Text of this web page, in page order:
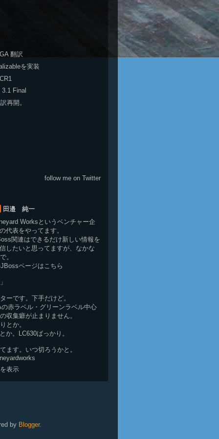
翻訳
を実装
Final
再開。
follow me on Twitter
田邉 純一
Works というベンチャー企
代表をやってます。
関連はできるだけ新しい情報を
したいと思ってますが、なかな
。
ページはこちら
ーです。下手だけど。
赤ラベル・グリーンラベル中心
収集癖が止まりません。
とか。
か。LC630ばっかり。
ます。いつ切ろうかと。
表示
by Blogger.